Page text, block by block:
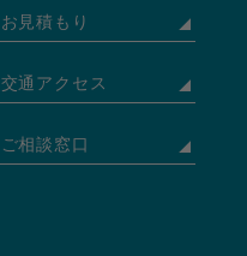
お見積もり
交通アクセス
ご相談窓口